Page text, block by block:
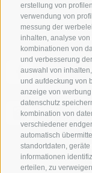
erstellung von
verwendung von
messung der
inhalten, analyse
kombinationen von
und verbesserung
auswahl von
und aufdeckung von
anzeige von
datenschutz
kombination von
verschiedener
automatisch
standortdaten,
informationen
erteilen, zu
Mitgliedschaft
Folge uns
neuen